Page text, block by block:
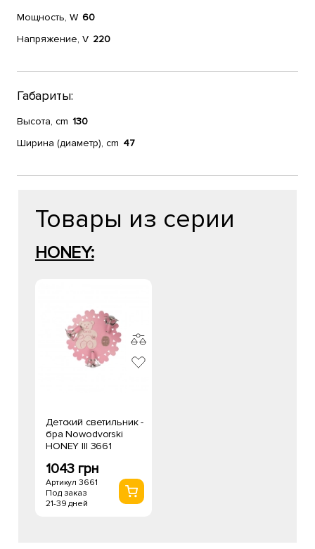
Мощность, W 60
Напряжение, V 220
Габариты:
Высота, cm 130
Ширина (диаметр), cm 47
Товары из серии
HONEY:
Детский светильник -
бра Nowodvorski
HONEY III 3661
1043 грн
Артикул 3661
Под заказ
21-39 дней